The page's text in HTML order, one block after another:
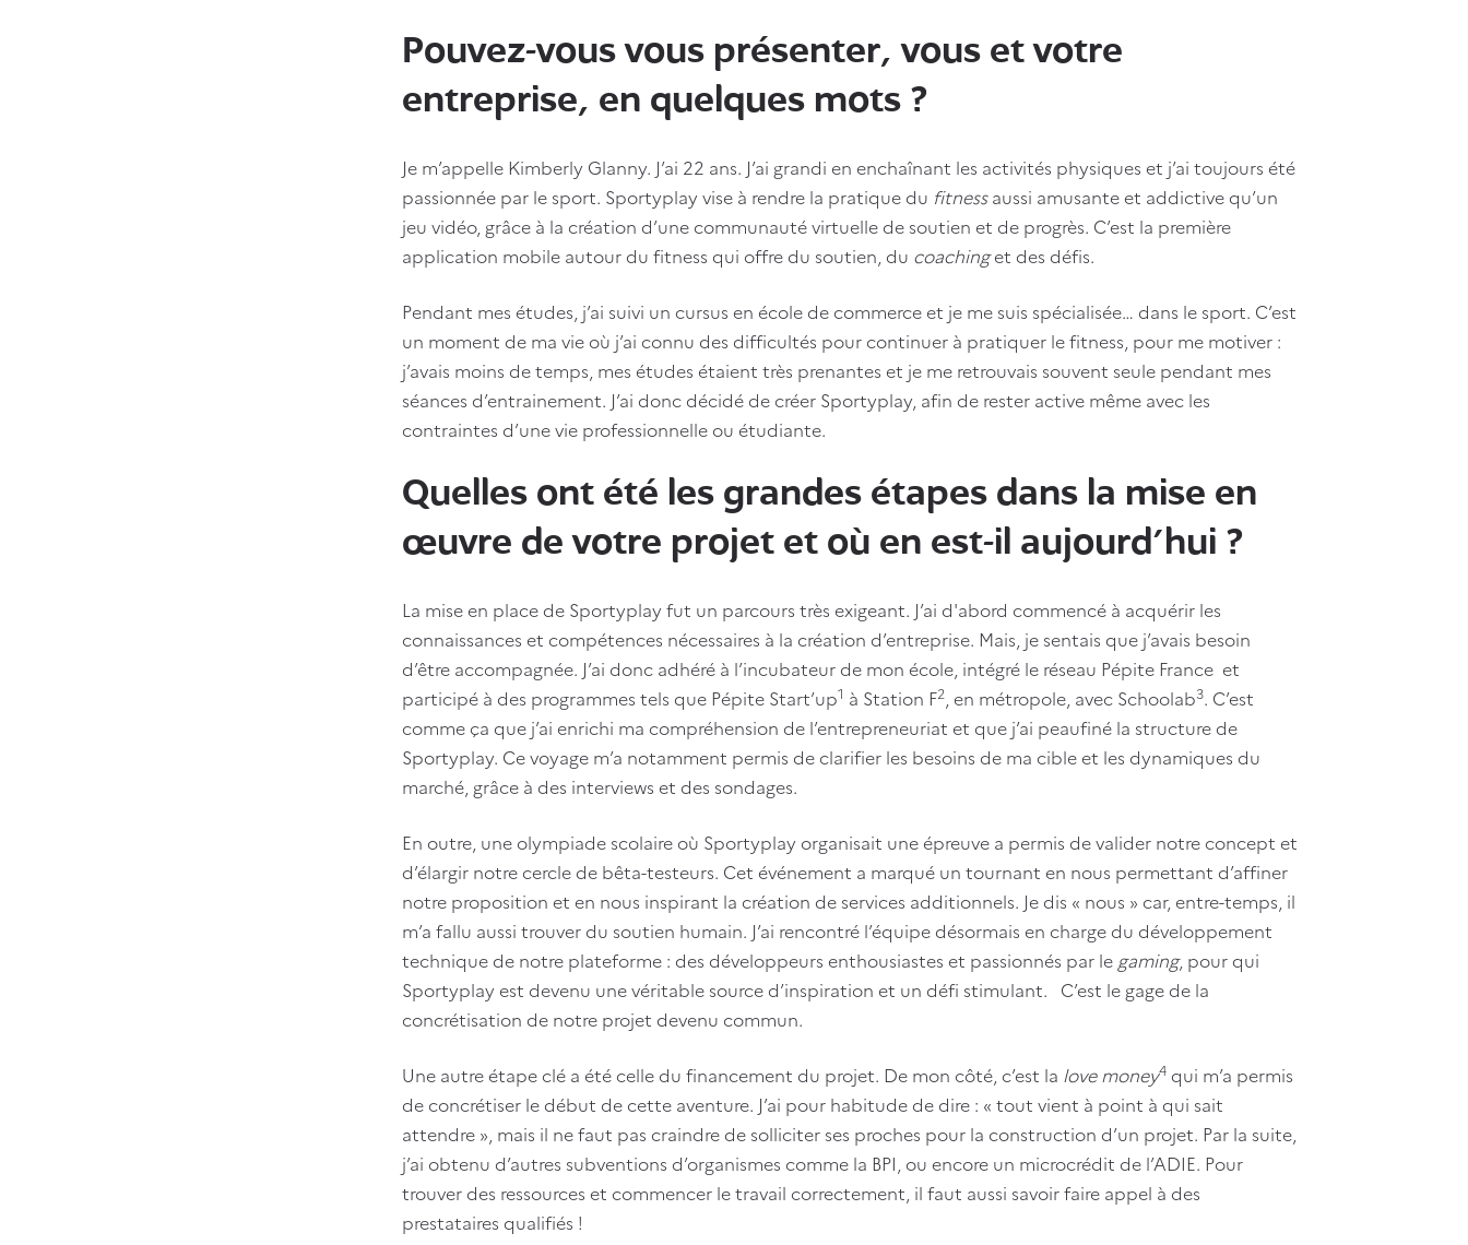
Pouvez-vous vous présenter, vous et votre
entreprise, en quelques mots ?
Je m’appelle Kimberly Glanny. J’ai 22 ans. J’ai grandi en enchaînant les activités physiques et j’ai toujours été
passionnée par le sport. Sportyplay vise à rendre la pratique du fitnessaussi amusante et addictive qu’un
jeu vidéo, grâce à la création d’une communauté virtuelle de soutien et de progrès. C’est la première
application mobile autour du fitness qui offre du soutien, du coachinget des défis.
Pendant mes études, j’ai suivi un cursus en école de commerce et je me suis spécialisée… dans le sport. C’est
un moment de ma vie où j’ai connu des difficultés pour continuer à pratiquer le fitness, pour me motiver :
j’avais moins de temps, mes études étaient très prenantes et je me retrouvais souvent seule pendant mes
séances d’entrainement. J’ai donc décidé de créer Sportyplay, afin de rester active même avec les
contraintes d’une vie professionnelle ou étudiante.
Quelles ont été les grandes étapes dans la mise en
œuvre de votre projet et où en est-il aujourd’hui ?
La mise en place de Sportyplay fut un parcours très exigeant. J’ai d'abord commencé à acquérir les
connaissances et compétences nécessaires à la création d’entreprise. Mais, je sentais que j’avais besoin
d’être accompagnée. J’ai donc adhéré à l’incubateur de mon école, intégré le réseau Pépite France et
participé à des programmes tels que Pépite Start’up1 à Station F2 , en métropole, avec Schoolab3. C’est
comme ça que j’ai enrichi ma compréhension de l’entrepreneuriat et que j’ai peaufiné la structure de
Sportyplay. Ce voyage m’a notamment permis de clarifier les besoins de ma cible et les dynamiques du
marché, grâce à des interviews et des sondages.
En outre, une olympiade scolaire où Sportyplay organisait une épreuve a permis de valider notre concept et
d’élargir notre cercle de bêta-testeurs. Cet événement a marqué un tournant en nous permettant d’affiner
notre proposition et en nous inspirant la création de services additionnels. Je dis « nous » car, entre-temps, il
m’a fallu aussi trouver du soutien humain. J’ai rencontré l’équipe désormais en charge du développement
technique de notre plateforme : des développeurs enthousiastes et passionnés par le gaming, pour qui
Sportyplay est devenu une véritable source d’inspiration et un défi stimulant. C’est le gage de la
concrétisation de notre projet devenu commun.
Une autre étape clé a été celle du financement du projet. De mon côté, c’est la love money4 qui m’a permis
de concrétiser le début de cette aventure. J’ai pour habitude de dire : « tout vient à point à qui sait
attendre », mais il ne faut pas craindre de solliciter ses proches pour la construction d’un projet. Par la suite,
j’ai obtenu d’autres subventions d’organismes comme la BPI, ou encore un microcrédit de l’ADIE. Pour
trouver des ressources et commencer le travail correctement, il faut aussi savoir faire appel à des
prestataires qualifiés !